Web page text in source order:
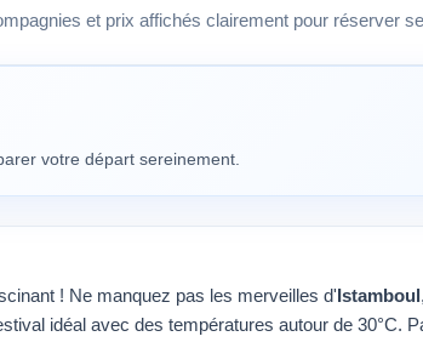
et prix affichés clairement pour réserver
votre départ sereinement.
! Ne manquez pas les merveilles d'Istamboul
idéal avec des températures autour de 30°C.